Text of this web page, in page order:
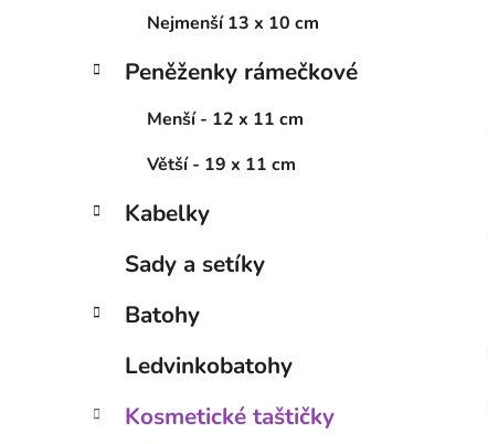
a
Nejmenší 13 x 10 cm
Peněženky rámečkové
Menší - 12 x 11 cm
Větší - 19 x 11 cm
Kabelky
Sady a setíky
Batohy
Ledvinkobatohy
Kosmetické taštičky